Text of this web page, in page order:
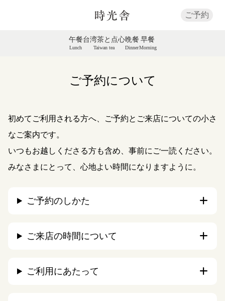
ご予約
午餐
Lunch
台湾茶と点心
Taiwan tea
晩餐
Dinner
早餐
Morning
ご予約について
初めてご利用される方へ、ご予約とご来店についての小さ
なご案内です。
いつもお越しくださる方も含め、事前にご一読ください。
みなさまにとって、心地よい時間になりますように。
ご予約のしかた
ご来店の時間について
ご利用にあたって